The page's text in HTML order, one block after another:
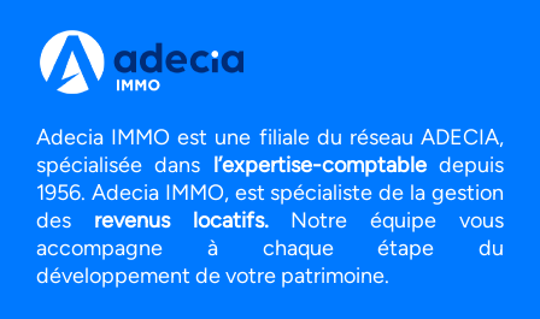
Adecia IMMO est une filiale du réseau ADECIA,
spécialisée dans l’expertise-comptabledepuis
1956. Adecia IMMO, est spécialiste de la gestion
des revenus locatifs. Notre équipe vous
accompagne à chaque étape du
développement de votre patrimoine.